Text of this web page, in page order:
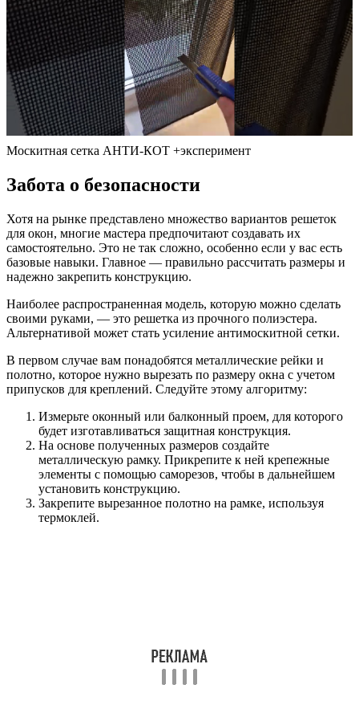
Москитная сетка АНТИ-КОТ +эксперимент
Забота о безопасности
Хотя на рынке представлено множество вариантов решеток
для окон, многие мастера предпочитают создавать их
самостоятельно. Это не так сложно, особенно если у вас есть
базовые навыки. Главное — правильно рассчитать размеры и
надежно закрепить конструкцию.
Наиболее распространенная модель, которую можно сделать
своими руками, — это решетка из прочного полиэстера.
Альтернативой может стать усиление антимоскитной сетки.
В первом случае вам понадобятся металлические рейки и
полотно, которое нужно вырезать по размеру окна с учетом
припусков для креплений. Следуйте этому алгоритму:
Измерьте оконный или балконный проем, для которого
будет изготавливаться защитная конструкция.
На основе полученных размеров создайте
металлическую рамку. Прикрепите к ней крепежные
элементы с помощью саморезов, чтобы в дальнейшем
установить конструкцию.
Закрепите вырезанное полотно на рамке, используя
термоклей.